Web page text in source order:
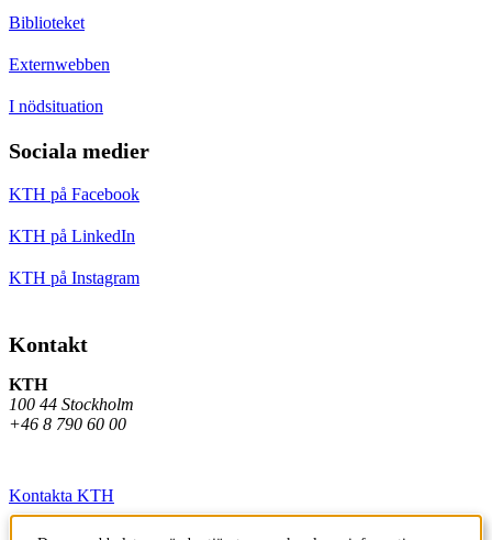
Biblioteket
Externwebben
I nödsituation
Sociala medier
KTH på Facebook
KTH på LinkedIn
KTH på Instagram
Kontakt
KTH
100 44 Stockholm
+46 8 790 60 00
Kontakta KTH